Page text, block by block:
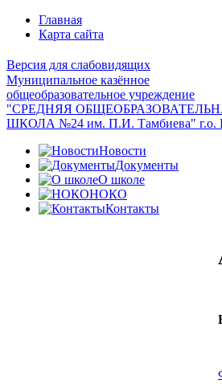
Главная
Карта сайта
Версия для слабовидящих
Муниципальное казённое
общеобразовательное учреждение
"СРЕДНЯЯ
ШКОЛА №24 им. П.И. Тамбиева" г.о.
Новости
Документы
О школе
НОКО
Контакты